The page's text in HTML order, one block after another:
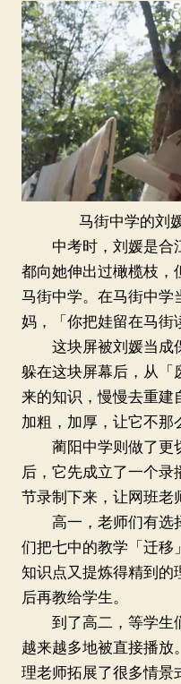
马街中学的刘
中考时，刘媛是合
都向她伸出过橄榄枝，
马街中学。在马街中学
妈，「你把娃留在马街
这块屏被刘媛当成
躲在这块屏幕后，从「
来的知识，慢慢去重
加粗，加厚，让它不那
蔺阳中学则做了更
后，它先成立了一个
节录制下来，让网班老
高一，老师们有选
们把七中的教学「迁移
知识点又提炼得精到的
后再教给学生。
到了高二，等学生
越来越多地被直接播
理老师拓展了很多情